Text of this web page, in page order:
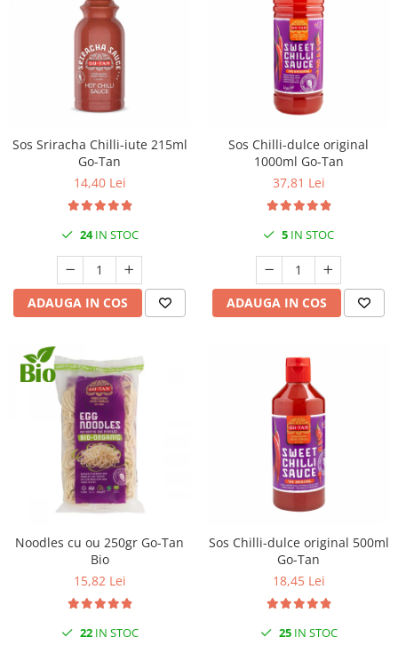
Sos Sriracha Chilli-iute 215ml
Go-Tan
14,40 Lei
24IN STOC
ADAUGA IN COS
Sos Chilli-dulce original
1000ml Go-Tan
37,81 Lei
5 IN STOC
ADAUGA IN COS
Noodles cu ou 250gr Go-Tan
Bio
15,82 Lei
22IN STOC
Sos Chilli-dulce original 500ml
Go-Tan
18,45 Lei
25IN STOC